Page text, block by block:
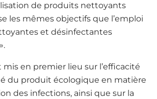
de produits nettoyants
les mêmes objectifs que l’emploi
et désinfectantes
mis en premier lieu sur l’efficacité
du produit écologique en matière
des infections, ainsi que sur la